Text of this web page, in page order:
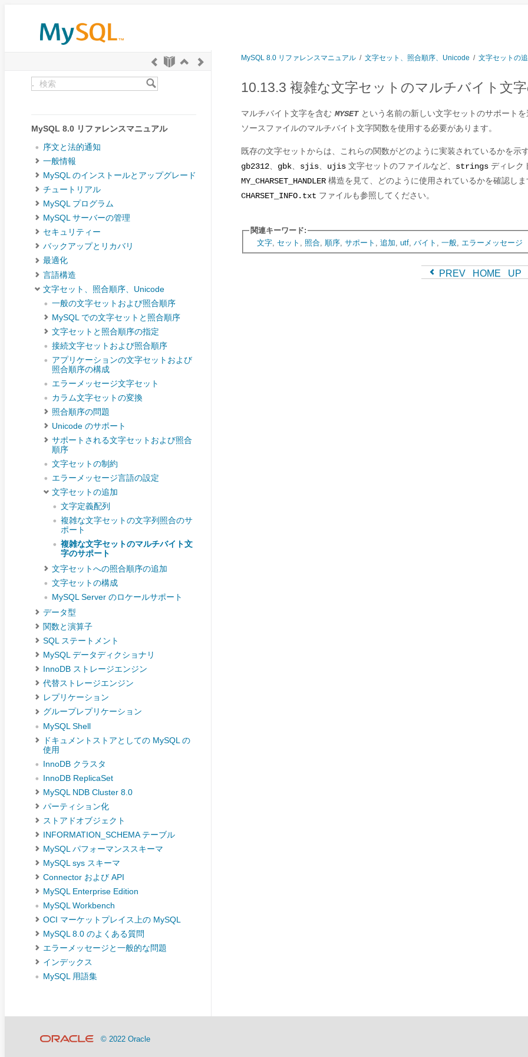
MySQL 8.0 リファレンスマニュアル
序文と法的通知
一般情報
MySQL のインストールとアップグレード
チュートリアル
MySQL プログラム
MySQL サーバーの管理
セキュリティー
バックアップとリカバリ
最適化
言語構造
文字セット、照合順序、Unicode
一般の文字セットおよび照合順序
MySQL での文字セットと照合順序
文字セットと照合順序の指定
接続文字セットおよび照合順序
アプリケーションの文字セットおよび
照合順序の構成
エラーメッセージ文字セット
カラム文字セットの変換
照合順序の問題
Unicode のサポート
サポートされる文字セットおよび照合
順序
文字セットの制約
エラーメッセージ言語の設定
文字セットの追加
文字定義配列
複雑な文字セットの文字列照合のサ
ポート
複雑な文字セットのマルチバイト文
字のサポート
文字セットへの照合順序の追加
文字セットの構成
MySQL Server のロケールサポート
データ型
関数と演算子
SQL ステートメント
MySQL データディクショナリ
InnoDB ストレージエンジン
代替ストレージエンジン
レプリケーション
グループレプリケーション
MySQL Shell
ドキュメントストアとしての MySQL の
使用
InnoDB クラスタ
InnoDB ReplicaSet
MySQL NDB Cluster 8.0
パーティション化
ストアドオブジェクト
INFORMATION_SCHEMA テーブル
MySQL パフォーマンススキーマ
MySQL sys スキーマ
Connector および API
MySQL Enterprise Edition
MySQL Workbench
OCI マーケットプレイス上の MySQL
MySQL 8.0 のよくある質問
エラーメッセージと一般的な問題
インデックス
MySQL 用語集
MySQL 8.0 リファレンスマニュアル / 文字セット、照合順序、Unicode / 文字セットの
10.13.3 複雑な文字セットのマルチバイト文
マルチバイト文字を含む MYSET という名前の新しい文字セットのサポート
ソースファイルのマルチバイト文字関数を使用する必要があります。
既存の文字セットからは、これらの関数がどのように実装されているかを
gb2312 gbk sjis ujis 文字セットのファイルなど、 strings ディレク
MY_CHARSET_HANDLER 構造を見て、どのように使用されているかを確認し
CHARSET_INFO.txt ファイルも参照してください。
関連キーワード:
文字, セット 照合, 順序, サポート 追加 utf, バイト 一般, エラーメッセージ
PREV HOME UP
© 2022 Oracle